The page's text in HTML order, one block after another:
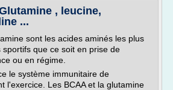
, leucine,
...
sont les acides aminés les plus
sportifs que ce soit en prise de
ou en régime.
le système immunitaire de
l'exercice. Les BCAA et la glutamine